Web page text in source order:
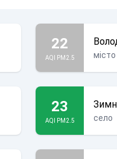
22
AQI PM2.5 місто
23
AQI PM2.5 село